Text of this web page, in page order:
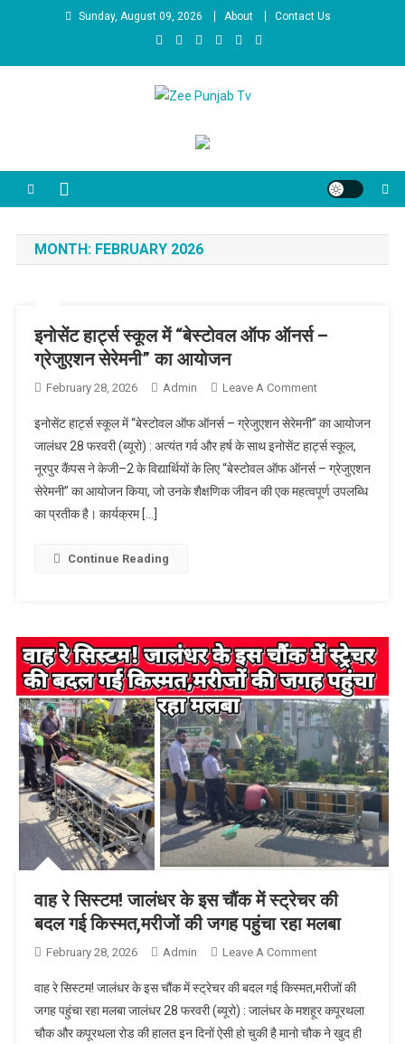
Skip to contentSunday, August 09, 2026 About Contact Us
Zee Punjab Tv
MONTH: FEBRUARY 2026
इनोसेंट हार्ट्स स्कूल में “बेस्टोवल ऑफ ऑनर्स –
ग्रेजुएशन सेरेमनी” का आयोजन
February 28, 2026 Admin Leave A CommentOn इनोसेंट हार्ट्स
“बेस्टोवल ऑफ
ऑनर्स –
ग्रेजुएशन
सेरेमनी” का
इनोसेंट हार्ट्स स्कूल में “बेस्टोवल ऑफ ऑनर्स – ग्रेजुएशन सेरेमनी” का आयोजन
जालंधर 28 फरवरी (ब्यूरो) : अत्यंत गर्व और हर्ष के साथ इनोसेंट हार्ट्स स्कूल,
नूरपुर कैंपस ने केजी–2 के विद्यार्थियों के लिए “बेस्टोवल ऑफ ऑनर्स – ग्रेजुएशन
सेरेमनी” का आयोजन किया, जो उनके शैक्षणिक जीवन की एक महत्वपूर्ण उपलब्धि
का प्रतीक है। कार्यक्रम […]
Continue Reading
वाह रे सिस्टम! जालंधर के इस चौंक में स्ट्रेचर की
बदल गई किस्मत,मरीजों की जगह पहुंचा रहा मलबा
February 28, 2026 Admin Leave A CommentOn वाह रे
के इस चौंक में
स्ट्रेचर की बदल
गई
वाह रे सिस्टम! जालंधर के इस चौंक में स्ट्रेचर की बदल गई किस्मत,मरीजों की
जगह पहुंचा रहा मलबा जालंधर 28 फरवरी (ब्यूरो) : जालंधर के मशहूर कपूरथला
चौक और कपूरथला रोड की हालत इन दिनों ऐसी हो चुकी है मानो चौक ने खुद ही